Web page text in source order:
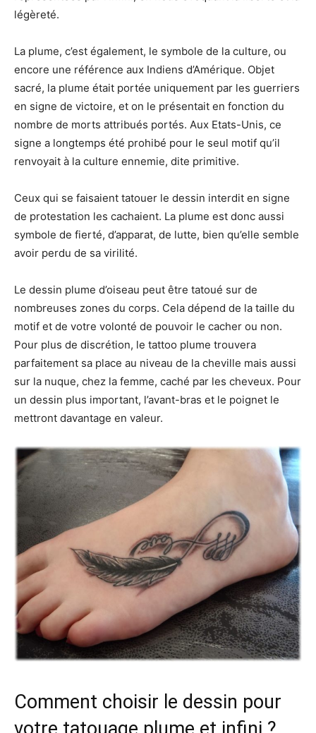
légèreté.
La plume, c’est également, le symbole de la culture, ou
encore une référence aux Indiens d’Amérique. Objet
sacré, la plume était portée uniquement par les guerriers
en signe de victoire, et on le présentait en fonction du
nombre de morts attribués portés. Aux Etats-Unis, ce
signe a longtemps été prohibé pour le seul motif qu’il
renvoyait à la culture ennemie, dite primitive.
Ceux qui se faisaient tatouer le dessin interdit en signe
de protestation les cachaient. La plume est donc aussi
symbole de fierté, d’apparat, de lutte, bien qu’elle semble
avoir perdu de sa virilité.
Le dessin plume d’oiseau peut être tatoué sur de
nombreuses zones du corps. Cela dépend de la taille du
motif et de votre volonté de pouvoir le cacher ou non.
Pour plus de discrétion, le tattoo plume trouvera
parfaitement sa place au niveau de la cheville mais aussi
sur la nuque, chez la femme, caché par les cheveux. Pour
un dessin plus important, l’avant-bras et le poignet le
mettront davantage en valeur.
Comment choisir le dessin pour